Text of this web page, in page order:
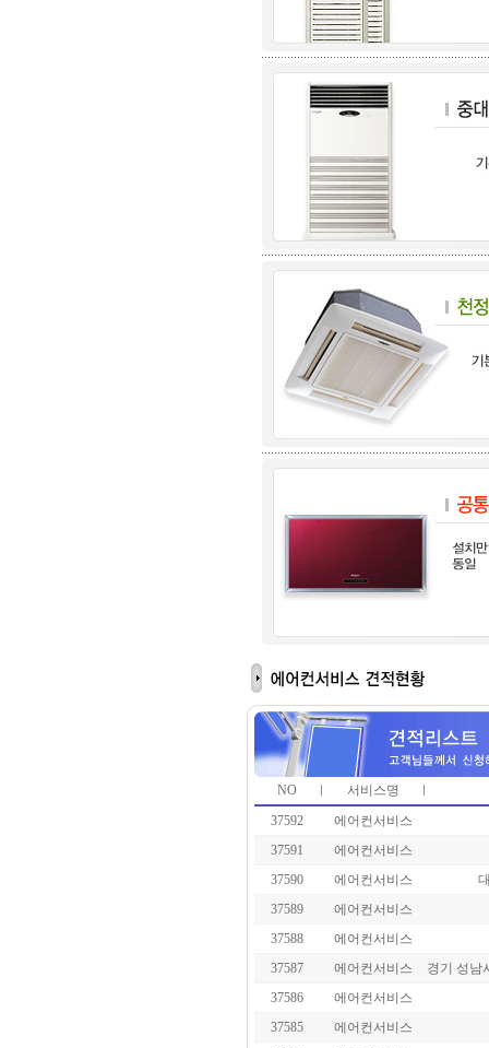
NO
서비스명
37592
에어컨서비스
37591
에어컨서비스
37590
에어컨서비스
37589
에어컨서비스
37588
에어컨서비스
37587
에어컨서비스
경기 성남
37586
에어컨서비스
37585
에어컨서비스